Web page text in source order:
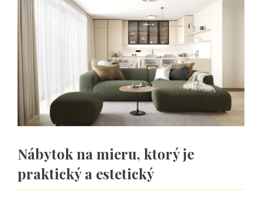
Nábytok na mieru, ktorý je
praktický a estetický